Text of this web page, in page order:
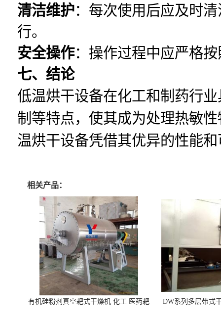
清洁维护：每次使用后应及时
行。
安全操作：操作过程中应严格
七、结论
低温烘干设备在化工和制药行
制等特点，使其成为处理热敏
温烘干设备凭借其优异的性能
相关产品：
有机硅粉剂真空耙式干燥机 化工 医药耙
DW系列多层带式